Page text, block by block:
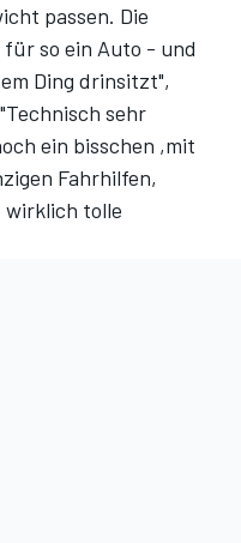
passen. Die
so ein Auto - und
Ding drinsitzt",
sehr
ein bisschen ,mit
Fahrhilfen,
wirklich tolle